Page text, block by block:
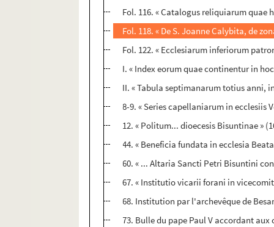
Fol. 116. « Catalogus reliquiarum
Fol. 118. « De S. Joanne Calybita, de
Fol. 122. « Ecclesiarum inferiorum
I. « Index eorum quae continentur in
II. « Tabula septimanarum totius anni,
8-9. « Series capellaniarum in ecclesiis
12. « Politum... dioecesis Bisuntinae »
44. « Beneficia fundata in ecclesia
60. « ... Altaria Sancti Petri Bisuntini
67. « Institutio vicarii forani in
68. Institution par l'archevêque de
73. Bulle du pape Paul V accordant